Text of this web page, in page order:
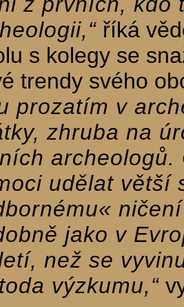
říká
s kolegy se
trendy svého
prozatím v
zhruba na
archeologů.
udělat větší
jako v
než se
výzkumu,“